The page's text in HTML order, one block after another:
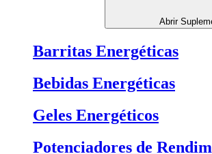
Abrir
Barritas Energéticas
Bebidas Energéticas
Geles Energéticos
Potenciadores de